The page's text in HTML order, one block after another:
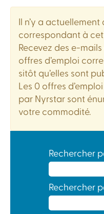
Il n’y a
correspondant à
Recevez des e-
offres d’emploi
sitôt qu’elles sont
Les 0 offres
par Nyrstar sont
votre commodité.
Rechercher
Rechercher